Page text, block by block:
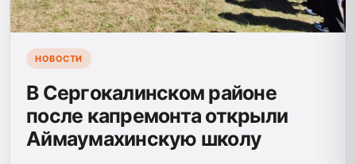
НОВОСТИ
В Сергокалинском районе
после капремонта открыли
Аймаумахинскую школу